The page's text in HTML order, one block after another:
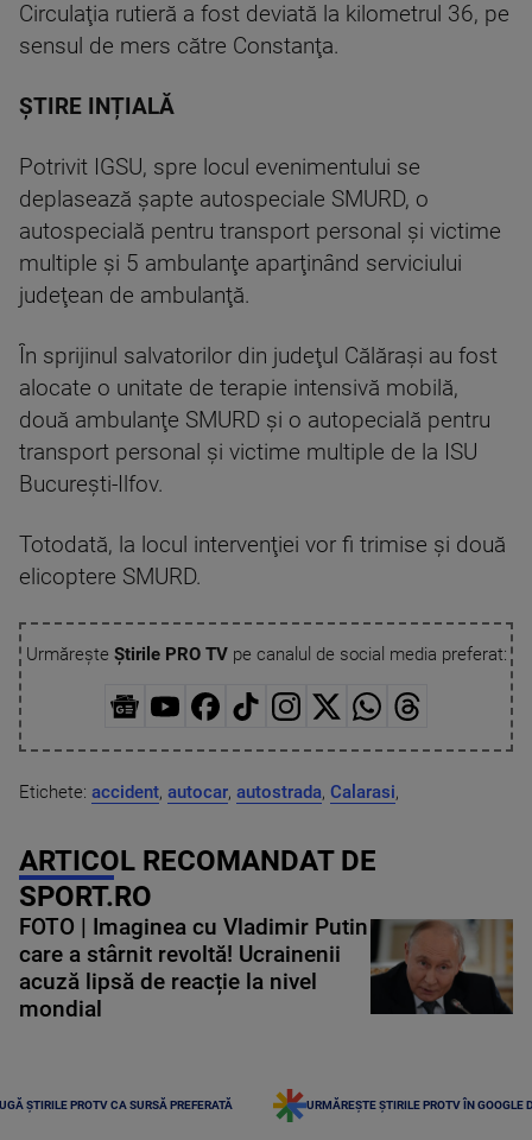
Circulaţia rutieră a fost deviată la kilometrul 36, pe
sensul de mers către Constanţa.
ȘTIRE INȚIALĂ
Potrivit IGSU, spre locul evenimentului se
deplasează şapte autospeciale SMURD, o
autospecială pentru transport personal şi victime
multiple şi 5 ambulanţe aparţinând serviciului
judeţean de ambulanţă.
În sprijinul salvatorilor din judeţul Călăraşi au fost
alocate o unitate de terapie intensivă mobilă,
două ambulanţe SMURD şi o autopecială pentru
transport personal şi victime multiple de la ISU
Bucureşti-Ilfov.
Totodată, la locul intervenţiei vor fi trimise şi două
elicoptere SMURD.
Urmărește Știrile PRO TVpe canalul de social media preferat:
Etichete: accident, autocar, autostrada, Calarasi,
ARTICOL RECOMANDAT DE
SPORT.RO
FOTO | Imaginea cu Vladimir Putin
care a stârnit revoltă! Ucrainenii
acuză lipsă de reacție la nivel
mondial
ȘTIRILE PROTV CA SURSĂ PREFERATĂ URMĂREȘTE ȘTIRILE PROTV ÎN GOOGLE